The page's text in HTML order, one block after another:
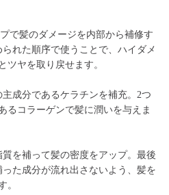
で髪のダメージを内部から補修す
れた順序で使うことで、ハイダメ
ツヤを取り戻せます。
成分であるケラチンを補充。2つ
るコラーゲンで髪に潤いを与えま
を補って髪の密度をアップ。最後
た成分が流れ出さないよう、髪を
。